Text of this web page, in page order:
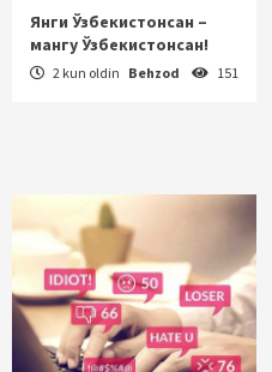
Янги Ўзбекистонсан –
мангу Ўзбекистонсан!
2 kun oldin Behzod 151